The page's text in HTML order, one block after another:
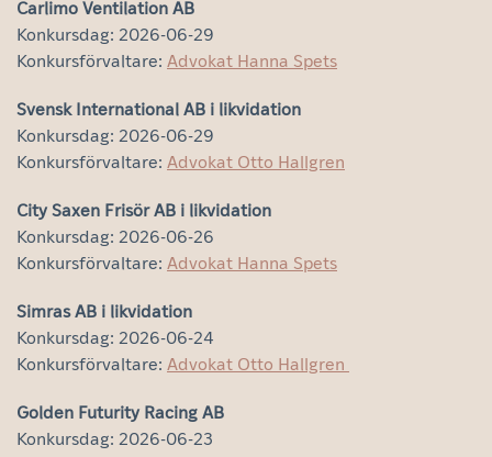
Carlimo Ventilation AB
Konkursdag: 2026-06-29
Konkursförvaltare: Advokat Hanna Spets
Svensk International AB i likvidation
Konkursdag: 2026-06-29
Konkursförvaltare: Advokat Otto Hallgren
City Saxen Frisör AB i likvidation
Konkursdag: 2026-06-26
Konkursförvaltare: Advokat Hanna Spets
Simras AB i likvidation
Konkursdag: 2026-06-24
Konkursförvaltare: Advokat Otto Hallgren
Golden Futurity Racing AB
Konkursdag: 2026-06-23